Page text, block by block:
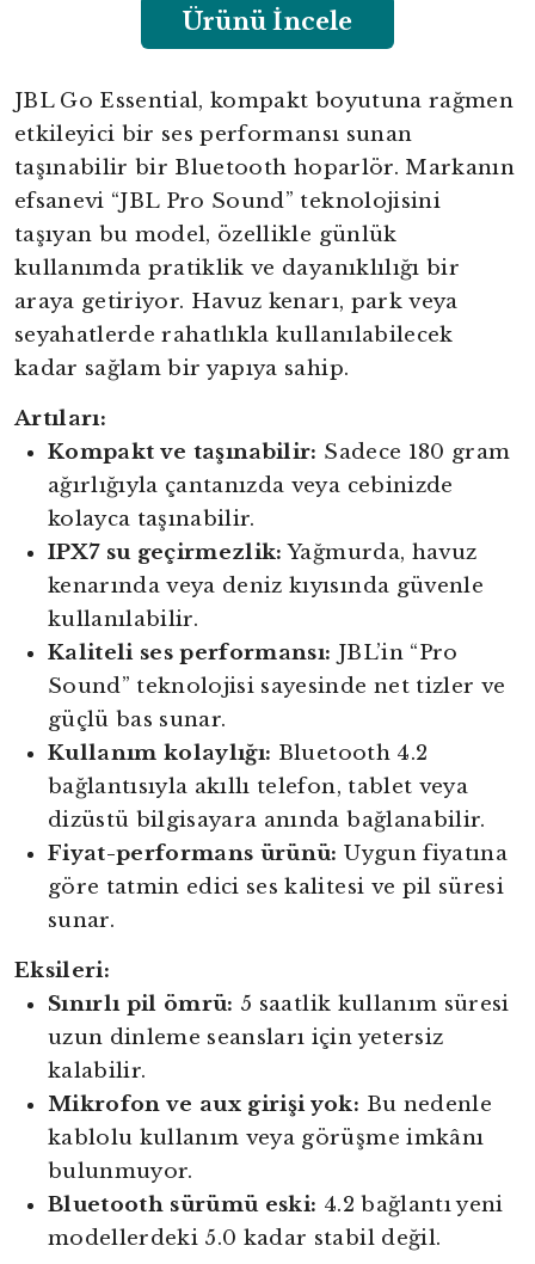
Ürünü İncele
JBL Go Essential, kompakt boyutuna rağmen
etkileyici bir ses performansı sunan
taşınabilir bir Bluetooth hoparlör. Markanın
efsanevi “JBL Pro Sound” teknolojisini
taşıyan bu model, özellikle günlük
kullanımda pratiklik ve dayanıklılığı bir
araya getiriyor. Havuz kenarı, park veya
seyahatlerde rahatlıkla kullanılabilecek
kadar sağlam bir yapıya sahip.
Artıları:
Kompakt ve taşınabilir: Sadece 180 gram
ağırlığıyla çantanızda veya cebinizde
kolayca taşınabilir.
IPX7 su geçirmezlik: Yağmurda, havuz
kenarında veya deniz kıyısında güvenle
kullanılabilir.
Kaliteli ses performansı: JBL’in “Pro
Sound” teknolojisi sayesinde net tizler ve
güçlü bas sunar.
Kullanım kolaylığı: Bluetooth 4.2
bağlantısıyla akıllı telefon, tablet veya
dizüstü bilgisayara anında bağlanabilir.
Fiyat-performans ürünü: Uygun fiyatına
göre tatmin edici ses kalitesi ve pil süresi
sunar.
Eksileri:
Sınırlı pil ömrü: 5 saatlik kullanım süresi
uzun dinleme seansları için yetersiz
kalabilir.
Mikrofon ve aux girişi yok: Bu nedenle
kablolu kullanım veya görüşme imkânı
bulunmuyor.
Bluetooth sürümü eski: 4.2 bağlantı yeni
modellerdeki 5.0 kadar stabil değil.